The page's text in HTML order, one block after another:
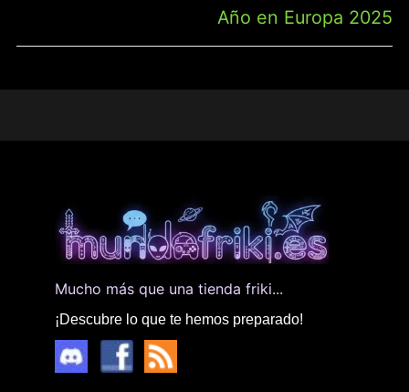
Año en Europa 2025
Mucho más que una tienda friki...
¡Descubre lo que te hemos preparado!